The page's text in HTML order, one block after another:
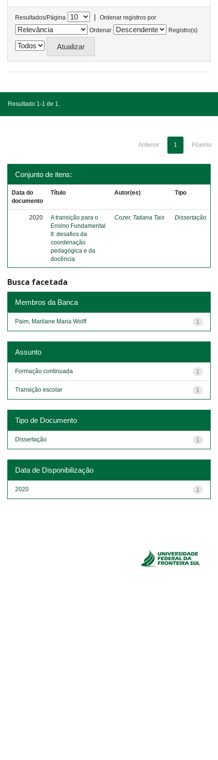
Resultados/Página |
Ordenar registros por
Ordenar
Registro(s)
Resultado 1-1 de 1.
Anterior 1 Póximo
Conjunto de itens:
Data do
documento
Título Autor(es) Tipo
2020
A transição para o
Ensino Fundamental
II: desafios da
coordenação
pedagógica e da
docência
Cozer, Tatiana Tais Dissertação
Busca facetada
Membros da Banca
1
Paim, Marilane Maria Wolff
Assunto
1
Formação continuada
1
Transição escolar
Tipo de Documento
1
Dissertação
Data de Disponibilização
1
2020